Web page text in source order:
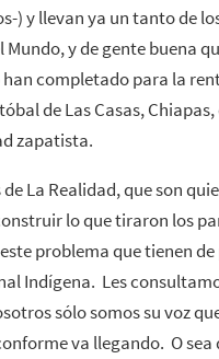
) y llevan ya un tanto de
y de gente buena
completado para la
de Las Casas,
zapatista.
La Realidad, que son
lo que tiraron los
problema que tienen
Indígena. Les
sólo somos su voz
va llegando. O sea